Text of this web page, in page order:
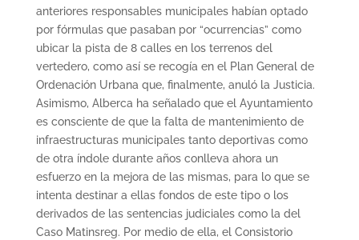
anteriores responsables municipales habían optado
por fórmulas que pasaban por “ocurrencias” como
ubicar la pista de 8 calles en los terrenos del
vertedero, como así se recogía en el Plan General de
Ordenación Urbana que, finalmente, anuló la Justicia.
Asimismo, Alberca ha señalado que el Ayuntamiento
es consciente de que la falta de mantenimiento de
infraestructuras municipales tanto deportivas como
de otra índole durante años conlleva ahora un
esfuerzo en la mejora de las mismas, para lo que se
intenta destinar a ellas fondos de este tipo o los
derivados de las sentencias judiciales como la del
Caso Matinsreg. Por medio de ella, el Consistorio